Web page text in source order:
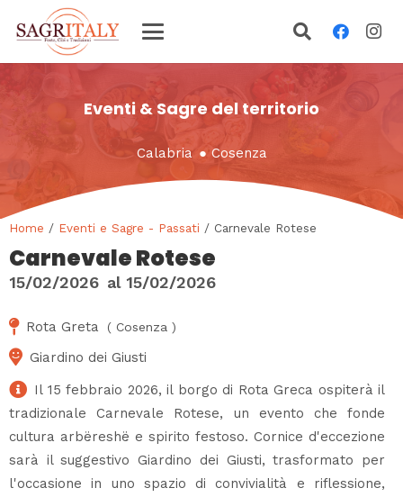
Eventi & Sagre del territorio
Calabria ● Cosenza
Home / Eventi e Sagre - Passati / Carnevale Rotese
Carnevale Rotese
15/02/2026 al 15/02/2026
Rota Greta ( Cosenza )
Giardino dei Giusti
Il 15 febbraio 2026, il borgo di Rota Greca ospiterà il
tradizionale Carnevale Rotese, un evento che fonde
cultura arbëreshë e spirito festoso. Cornice d'eccezione
sarà il suggestivo Giardino dei Giusti, trasformato per
l'occasione in uno spazio di convivialità e riflessione,